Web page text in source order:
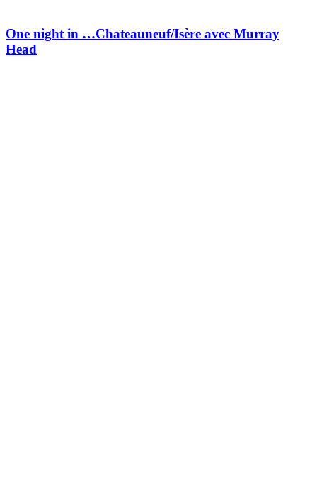
One night in …Chateauneuf/Isère avec Murray
Head